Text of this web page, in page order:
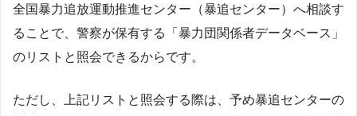
全国暴力追放運動推進センター（暴追センター）へ相談す
ることで、警察が保有する「暴力団関係者データベース」
のリストと照会できるからです。
ただし、上記リストと照会する際は、予め暴追センターの